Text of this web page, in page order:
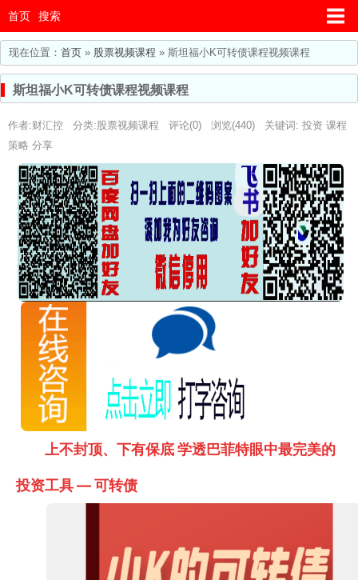
首页 搜索
现在位置： 首页 » 股票视频课程 » 斯坦福小K可转债课程视频课程
斯坦福小K可转债课程视频课程
作者:财汇控 分类:股票视频课程 评论(0) 浏览(440) 关键词: 投资 课程
策略 分享
上不封顶、下有保底 学透巴菲特眼中最完美的
投资工具 — 可转债